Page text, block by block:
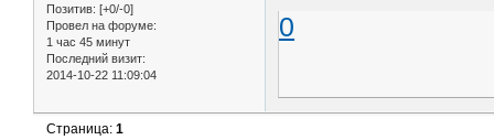
Позитив: [+0/-0]
Провел на форуме:
1 час 45 минут
Последний визит:
2014-10-22 11:09:04
0
Страница:1